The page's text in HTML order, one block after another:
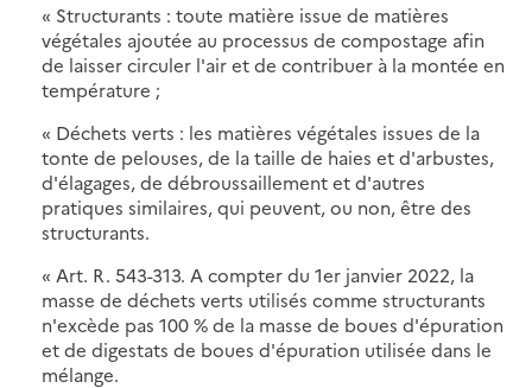
« Structurants : toute matière issue de matières
végétales ajoutée au processus de compostage afin
de laisser circuler l'air et de contribuer à la montée en
température ;
« Déchets verts : les matières végétales issues de la
tonte de pelouses, de la taille de haies et d'arbustes,
d'élagages, de débroussaillement et d'autres
pratiques similaires, qui peuvent, ou non, être des
structurants.
« Art. R. 543-313. A compter du 1er janvier 2022, la
masse de déchets verts utilisés comme structurants
n'excède pas 100 % de la masse de boues d'épuration
et de digestats de boues d'épuration utilisée dans le
mélange.